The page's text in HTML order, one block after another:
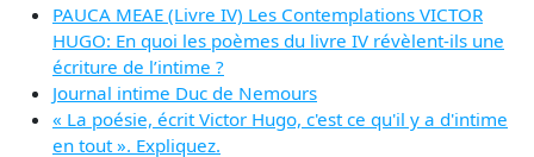
PAUCA MEAE (Livre IV) Les Contemplations VICTOR
HUGO: En quoi les poèmes du livre IV révèlent-ils une
écriture de l’intime ?
Journal intime Duc de Nemours
« La poésie, écrit Victor Hugo, c'est ce qu'il y a d'intime
en tout ». Expliquez.